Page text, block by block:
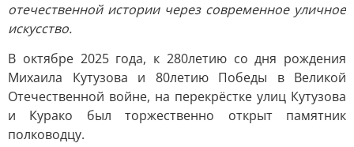
отечественной истории через современное уличное
искусство.
В октябре 2025 года, к 280летию со дня рождения
Михаила Кутузова и 80летию Победы в Великой
Отечественной войне, на перекрёстке улиц Кутузова
и Курако был торжественно открыт памятник
полководцу.